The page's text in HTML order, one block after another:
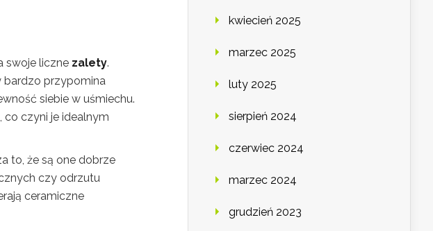
swoje liczne zalety.
bardzo przypomina
siebie w uśmiechu.
co czyni je idealnym
to, że są one dobrze
czy odrzutu
ceramiczne
kwiecień 2025
marzec 2025
luty 2025
sierpień 2024
czerwiec 2024
marzec 2024
grudzień 2023